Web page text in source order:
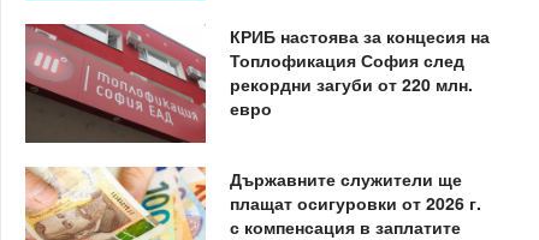
КРИБ настоява за концесия на
Топлофикация София след
рекордни загуби от 220 млн.
евро
Държавните служители ще
плащат осигуровки от 2026 г.
с компенсация в заплатите